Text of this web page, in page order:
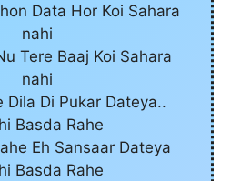
Data Hor Koi Sahara
nahi
Tere Baaj Koi Sahara
nahi
Dila Di Pukar Dateya..
Basda Rahe
Eh Sansaar Dateya
Basda Rahe